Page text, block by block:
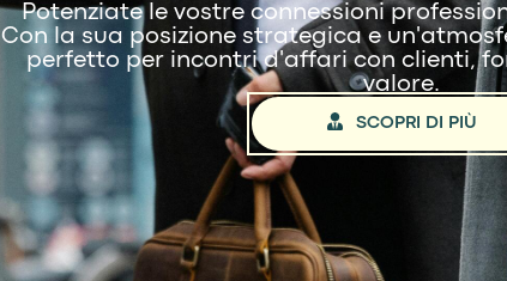
Potenziate le vostre connessioni
Con la sua posizione strategica e
perfetto per incontri d'affari con clienti,
valore.
SCOPRI DI PIÙ